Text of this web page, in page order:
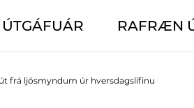
ÚTGÁFUÁR RAFRÆN
frá ljósmyndum úr hversdagslífinu